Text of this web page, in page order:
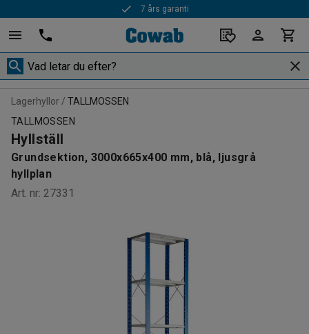
7 års garanti
Snabba leveranser
Lagerhyllor
TALLMOSSEN
TALLMOSSEN
Hyllställ
Grundsektion, 3000x665x400 mm, blå, ljusgrå
hyllplan
Art. nr: 27331